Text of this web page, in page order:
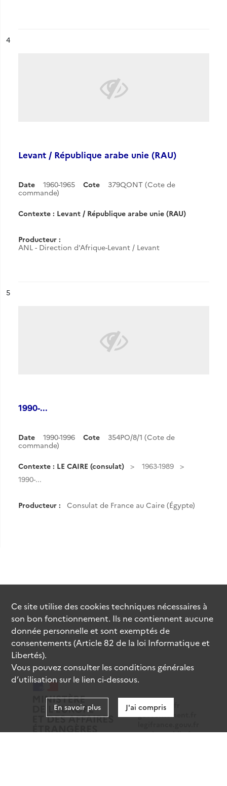
n°
4
Levant / République arabe unie (RAU)
Date 1960-1965 Cote
379QONT (Cote de
commande)
Contexte : Levant / République arabe unie (RAU)
Producteur :
ANL - Direction d'Afrique-Levant / Levant
n°
5
1990-...
Date 1990-1996 Cote
354PO/8/1 (Cote de
commande)
Contexte : LE CAIRE (consulat)
1963-1989
1990-...
Producteur : Consulat de France au Caire (Égypte)
data.gouv.fr
gouvernement.fr
service-public.fr
Ce site utilise descookiestechniques nécessaires à
son bon fonctionnement. Ils ne contiennent aucune
donnée personnelle et sont exemptés de
consentements (Article 82 de la loi Informatique et
Libertés).
Vous pouvez consulter les conditions générales
d’utilisation sur le lien ci-dessous.
En savoir plus J'ai compris